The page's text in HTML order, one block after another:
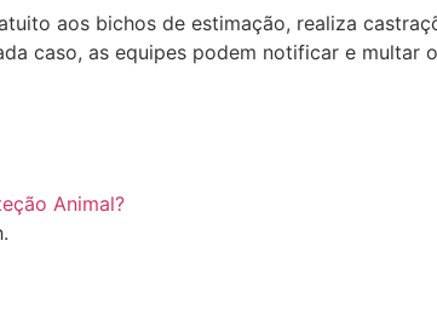
aos bichos de estimação, realiza
caso, as equipes podem notificar e multar
Animal?